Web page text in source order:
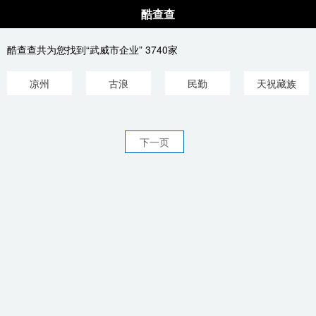
酷查查
酷查查共为您找到“武威市企业” 3740家
凉州 古浪 民勤 天祝藏族
下一页